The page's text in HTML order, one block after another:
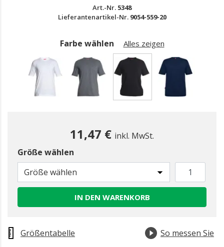
Art.-Nr. 5348
Lieferantenartikel-Nr. 9054-559-20
Farbe wählen Alles zeigen
11,47 € inkl. MwSt.
Größe wählen
Größe wählen
IN DEN WARENKORB
Größentabelle
So messen Sie